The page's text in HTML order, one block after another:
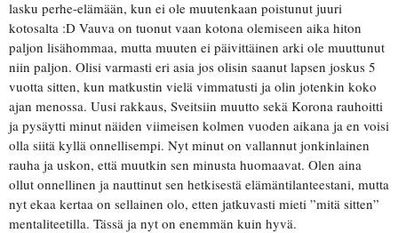
lasku perhe-elämään, kun ei ole muutenkaan poistunut juuri
kotosalta :D Vauva on tuonut vaan kotona olemiseen aika hiton
paljon lisähommaa, mutta muuten ei päivittäinen arki ole muuttunut
niin paljon. Olisi varmasti eri asia jos olisin saanut lapsen joskus 5
vuotta sitten, kun matkustin vielä vimmatusti ja olin jotenkin koko
ajan menossa. Uusi rakkaus, Sveitsiin muutto sekä Korona rauhoitti
ja pysäytti minut näiden viimeisen kolmen vuoden aikana ja en voisi
olla siitä kyllä onnellisempi. Nyt minut on vallannut jonkinlainen
rauha ja uskon, että muutkin sen minusta huomaavat. Olen aina
ollut onnellinen ja nauttinut sen hetkisestä elämäntilanteestani, mutta
nyt ekaa kertaa on sellainen olo, etten jatkuvasti mieti ”mitä sitten”
mentaliteetilla. Tässä ja nyt on enemmän kuin hyvä.